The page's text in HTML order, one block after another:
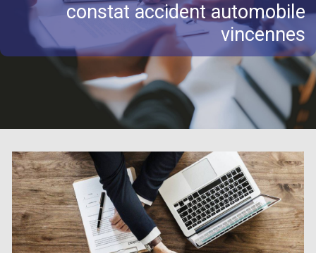
constat accident automobile
vincennes